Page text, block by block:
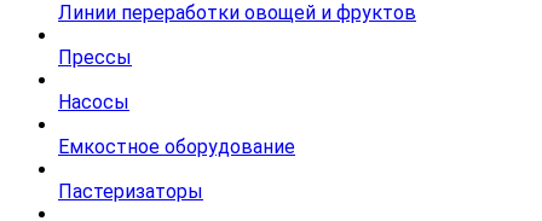
Линии переработки овощей и фруктов
Прессы
Насосы
Емкостное оборудование
Пастеризаторы